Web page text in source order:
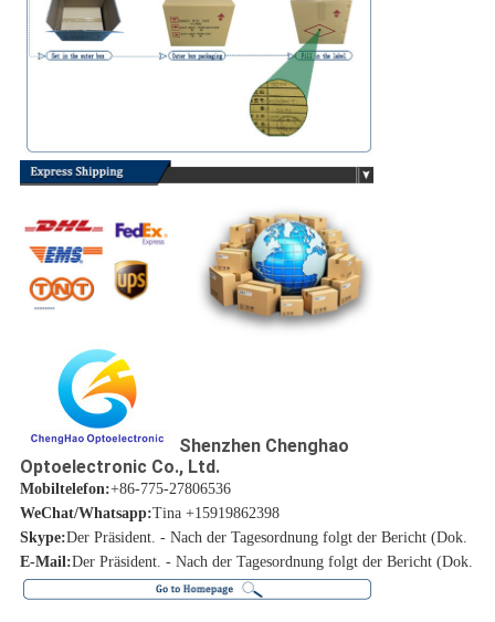
Shenzhen Chenghao
Optoelectronic Co., Ltd.
Mobiltelefon:+86-775-27806536
WeChat/Whatsapp:Tina +15919862398
Skype:Der Präsident. - Nach der Tagesordnung folgt der Bericht (Dok.
E-Mail:Der Präsident. - Nach der Tagesordnung folgt der Bericht (Dok.